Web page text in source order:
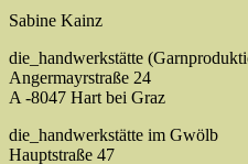
Sabine Kainz
die_handwerkstätte
Angermayrstraße 24
A -8047 Hart bei Graz
die_handwerkstätte im Gwölb
Hauptstraße 47